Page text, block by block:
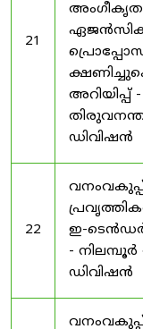
21
അംഗീകൃത
അറിയിപ്പ് -
ഡിവിഷൻ
22
ഇ-ടെൻഡർ
-
ഡിവിഷൻ